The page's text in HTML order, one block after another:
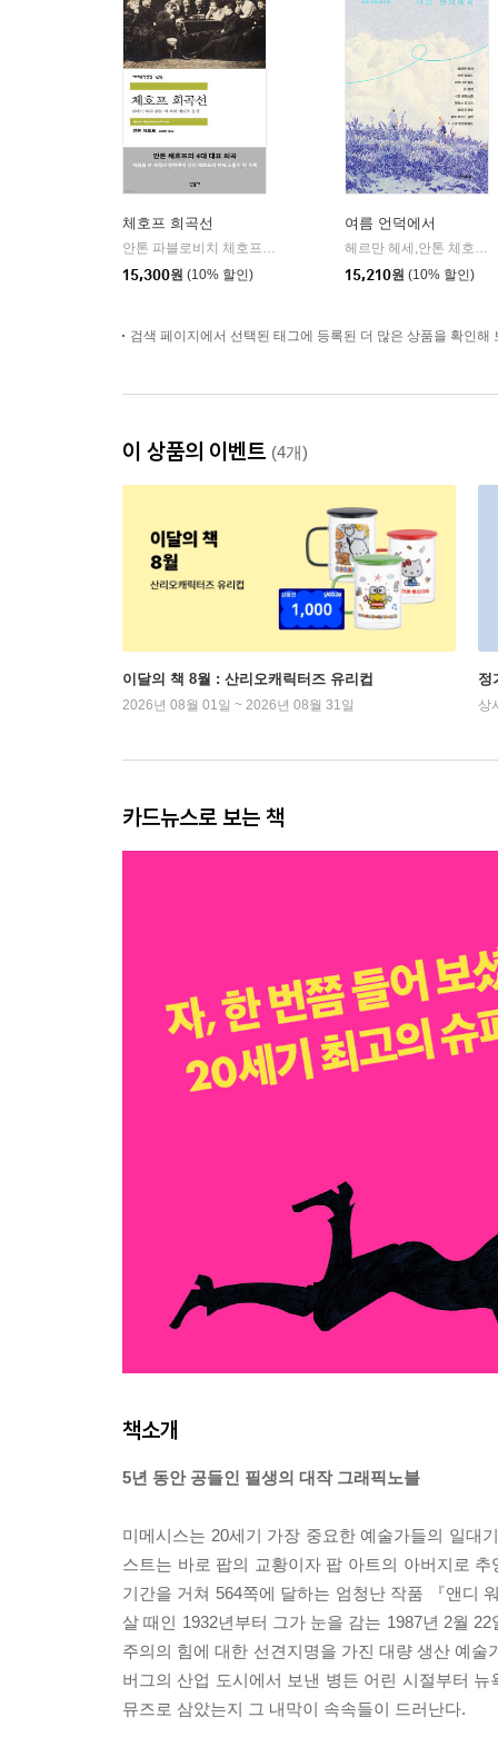
체호프 희곡선
안톤 파블로비치 체호프 저/김혜란 역 | 민음사
15,300원 (10% 할인)
여름 언덕에서
헤르만 헤세,안톤 체호프,버지니아 울프 등저/유영미,정회성,이상원,지선유,김유안 역
15,210원 (10% 할인)
검색 페이지에서 선택된 태그에 등록된 더 많은 상품을 확인해
이 상품의 이벤트 (4개)
이달의 책 8월 : 산리오캐릭터즈 유리컵
2026년 08월 01일 ~ 2026년 08월 31일
정
상
카드뉴스로 보는 책
책소개
5년 동안 공들인 필생의 대작 그래픽노블
미메시스는 20세기 가장 중요한 예술가들의 일대
스트는 바로 팝의 교황이자 팝 아트의 아버지로
기간을 거쳐 564쪽에 달하는 엄청난 작품 『앤디
살 때인 1932년부터 그가 눈을 감는 1987년 2월
주의의 힘에 대한 선견지명을 가진 대량 생산 예
버그의 산업 도시에서 보낸 병든 어린 시절부터
뮤즈로 삼았는지 그 내막이 속속들이 드러난다.